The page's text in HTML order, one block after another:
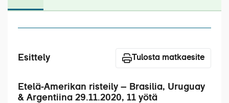
Laivat
Meistä
Esittely Tulosta matkaesite
Etelä-Amerikan risteily – Brasilia, Uruguay
& Argentiina 29.11.2020, 11 yötä